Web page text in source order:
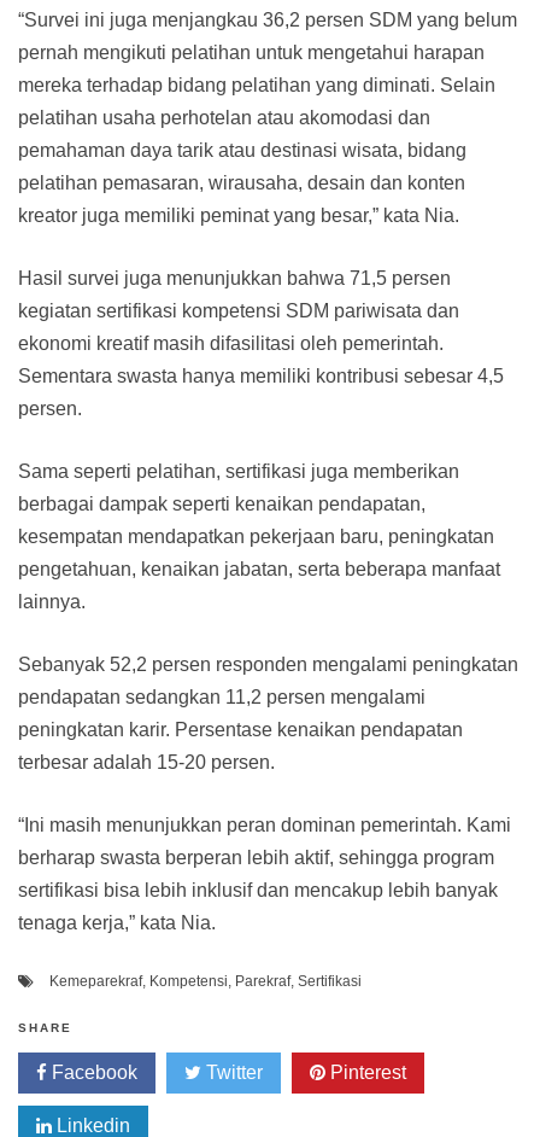
“Survei ini juga menjangkau 36,2 persen SDM yang belum
pernah mengikuti pelatihan untuk mengetahui harapan
mereka terhadap bidang pelatihan yang diminati. Selain
pelatihan usaha perhotelan atau akomodasi dan
pemahaman daya tarik atau destinasi wisata, bidang
pelatihan pemasaran, wirausaha, desain dan konten
kreator juga memiliki peminat yang besar,” kata Nia.
Hasil survei juga menunjukkan bahwa 71,5 persen
kegiatan sertifikasi kompetensi SDM pariwisata dan
ekonomi kreatif masih difasilitasi oleh pemerintah.
Sementara swasta hanya memiliki kontribusi sebesar 4,5
persen.
Sama seperti pelatihan, sertifikasi juga memberikan
berbagai dampak seperti kenaikan pendapatan,
kesempatan mendapatkan pekerjaan baru, peningkatan
pengetahuan, kenaikan jabatan, serta beberapa manfaat
lainnya.
Sebanyak 52,2 persen responden mengalami peningkatan
pendapatan sedangkan 11,2 persen mengalami
peningkatan karir. Persentase kenaikan pendapatan
terbesar adalah 15-20 persen.
“Ini masih menunjukkan peran dominan pemerintah. Kami
berharap swasta berperan lebih aktif, sehingga program
sertifikasi bisa lebih inklusif dan mencakup lebih banyak
tenaga kerja,” kata Nia.
Kemeparekraf, Kompetensi, Parekraf, Sertifikasi
SHARE
Facebook Twitter Pinterest
Linkedin